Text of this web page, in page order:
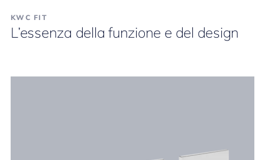
KWC FIT
L’essenza della funzione e del design